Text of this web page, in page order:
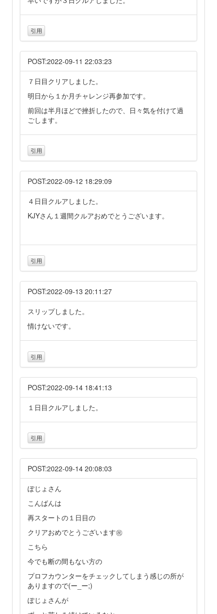
引用
POST:2022-09-11 22:03:23
７日目クリアしました。
明日から１か月チャレンジ再参加です。
前回は半月ほどで挫折したので、日々気を付けて過
ごします。
引用
POST:2022-09-12 18:29:09
４日目クルアしました。
KJYさん１週間クルアおめでとうございます。
引用
POST:2022-09-13 20:11:27
スリップしました。
情けないです。
引用
POST:2022-09-14 18:41:13
１日目クルアしました。
引用
POST:2022-09-14 20:08:03
ぽじょさん
こんばんは
再スタートの１日目の
クリアおめでとうございます㊗
こちら
今でも断の間もない方の
プロフカウンターをチェックしてしまう感じの所が
ありますので(ー_ー;)
ぽじょさんが